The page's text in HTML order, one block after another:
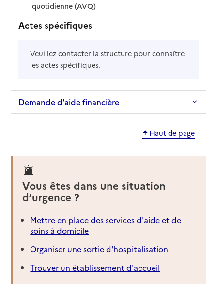
quotidienne (AVQ): disponible
: non disponible
Actes spécifiques
Veuillez contacter la structure pour connaître
les actes spécifiques.
Demande d'aide financière
Haut de page
Vous êtes dans une situation
d’urgence ?
Mettre en place des services d'aide et de
soins à domicile
Organiser une sortie d'hospitalisation
Trouver un établissement d'accueil